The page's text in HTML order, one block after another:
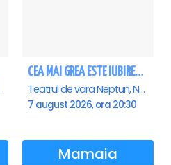
CEA MAI GREA ESTE IUBIREA - Neptun
Teatrul de vara Neptun, Neptun
7 august 2026, ora 20:30
Mamaia